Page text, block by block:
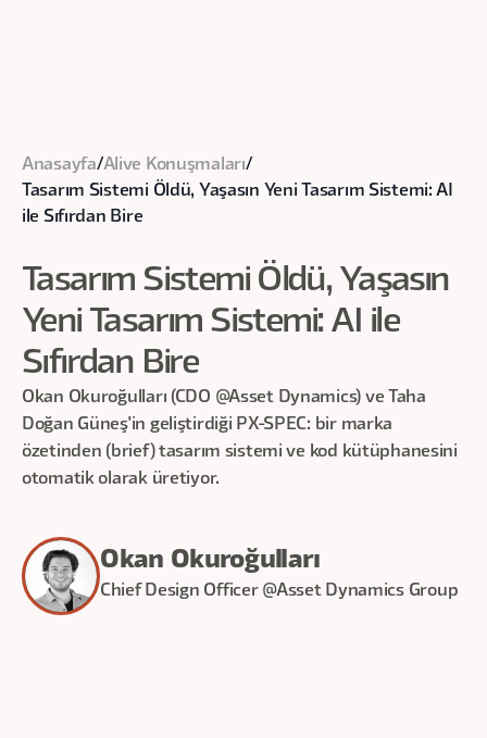
Anasayfa/Alive Konuşmaları/
Tasarım Sistemi Öldü, Yaşasın Yeni Tasarım Sistemi: AI
ile Sıfırdan Bire
Tasarım Sistemi Öldü, Yaşasın
Yeni Tasarım Sistemi: AI ile
Sıfırdan Bire
Okan Okuroğulları (CDO @Asset Dynamics) ve Taha
Doğan Güneş'in geliştirdiği PX-SPEC: bir marka
özetinden (brief) tasarım sistemi ve kod kütüphanesini
otomatik olarak üretiyor.
Okan Okuroğulları
Chief Design Officer @Asset Dynamics Group